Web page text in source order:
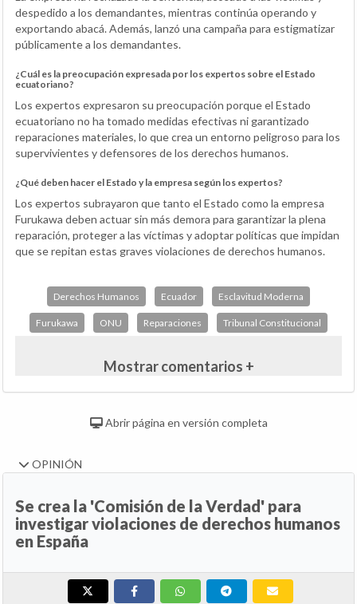
despedido a los demandantes, mientras continúa operando y
exportando abacá. Además, lanzó una campaña para estigmatizar
públicamente a los demandantes.
¿Cuál es la preocupación expresada por los expertos sobre el Estado
ecuatoriano?
Los expertos expresaron su preocupación porque el Estado
ecuatoriano no ha tomado medidas efectivas ni garantizado
reparaciones materiales, lo que crea un entorno peligroso para los
supervivientes y defensores de los derechos humanos.
¿Qué deben hacer el Estado y la empresa según los expertos?
Los expertos subrayaron que tanto el Estado como la empresa
Furukawa deben actuar sin más demora para garantizar la plena
reparación, proteger a las víctimas y adoptar políticas que impidan
que se repitan estas graves violaciones de derechos humanos.
Derechos Humanos Ecuador Esclavitud Moderna
Furukawa ONU Reparaciones Tribunal Constitucional
Mostrar comentarios +
Abrir página en versión completa
OPINIÓN
Se crea la 'Comisión de la Verdad' para
investigar violaciones de derechos humanos
en España